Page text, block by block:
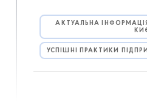
АКТУАЛЬНА
УСПІШНІ ПРАКТИКИ